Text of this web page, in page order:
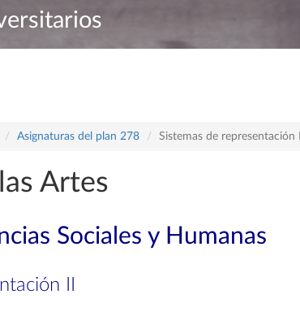
Asignaturas del plan 278 Sistemas de representación II
Artes
Sociales y Humanas
II